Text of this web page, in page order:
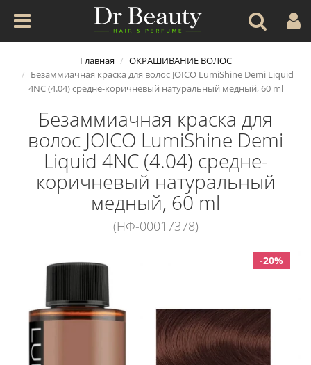
Главная
ОКРАШИВАНИЕ ВОЛОС
Безаммиачная краска для волос JOICO LumiShine Demi Liquid
4NC (4.04) средне-коричневый натуральный медный, 60 ml
Безаммиачная краска для
волос JOICO LumiShine Demi
Liquid 4NC (4.04) средне-
коричневый натуральный
медный, 60 ml
(НФ-00017378)
-20%